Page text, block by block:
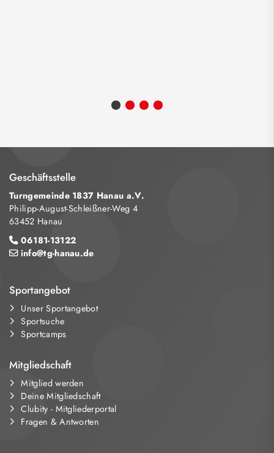
Geschäftsstelle
Turngemeinde 1837 Hanau a.V.
Philipp-August-Schleißner-Weg 4
63452 Hanau
06181-13122
info@tg-hanau.de
Sportangebot
Unser Sportangebot
Sportsuche
Sportcamps
Mitgliedschaft
Mitglied werden
Deine Mitgliedschaft
Clubity - Mitgliederportal
Fragen & Antworten